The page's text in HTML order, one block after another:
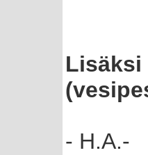
Lisäksi
- H.A.-